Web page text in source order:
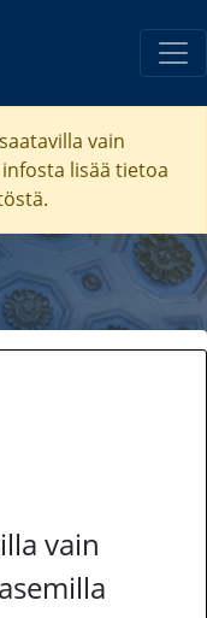
vain
infosta lisää tietoa
vain